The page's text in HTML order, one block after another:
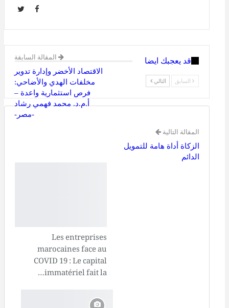
المقالة السابقة
الاقتصاد الأخضر وإدارة تدوير
مخلفات الهدي والأضاحي:
فرص استثمارية واعدة –
أ.م.د. محمد فهمي رشاد
-مصر-
المقالة التالية
الزكاة أداة هامة للتمويل
الدائم
قد يعجبك ايضا
Les entreprises
marocaines face au
COVID 19 : Le capital
immatériel fait la…
السابق التالي